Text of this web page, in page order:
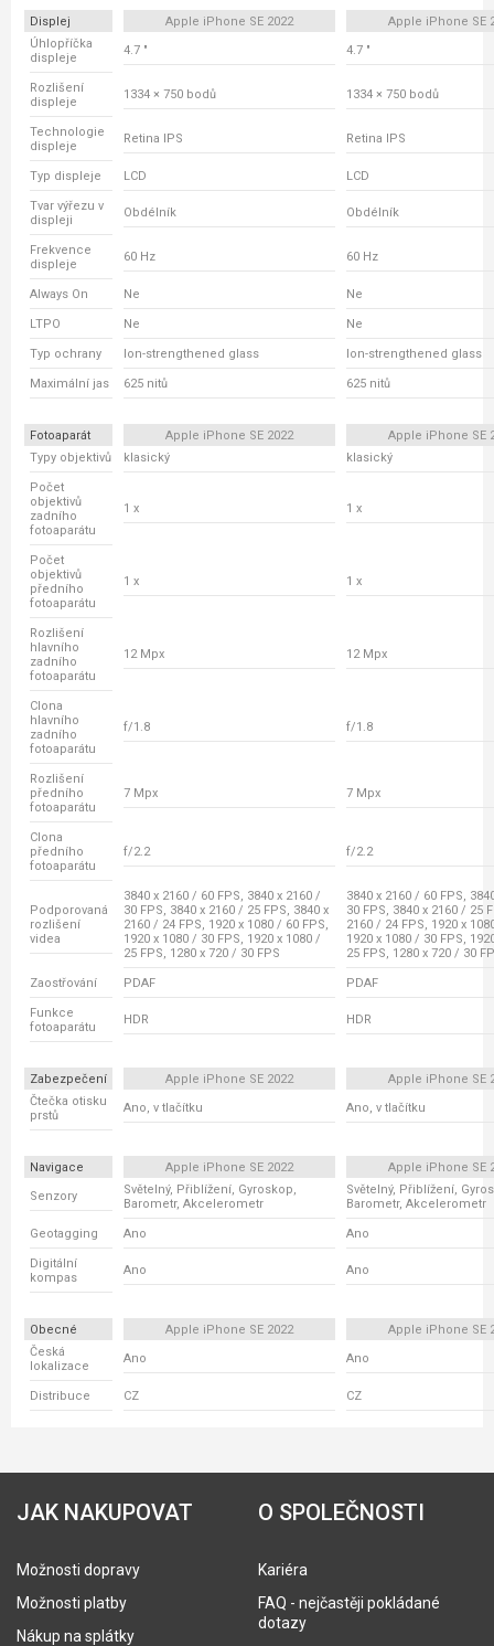
Displej Apple iPhone SE 2022
Apple iPhone SE
Úhlopříčka
displeje
4.7 " 4.7 "
Rozlišení
displeje
1334 × 750 bodů 1334 × 750 bodů
Technologie
displeje
Retina IPS Retina IPS
Typ displeje LCD LCD
Tvar výřezu v
displeji
Obdélník Obdélník
Frekvence
displeje
60 Hz 60 Hz
Always On Ne Ne
LTPO Ne Ne
Typ ochrany Ion-strengthened glass Ion-strengthened glass
Maximální jas 625 nitů 625 nitů
Fotoaparát Apple iPhone SE 2022
Apple iPhone SE
Typy objektivů
klasický klasický
Počet
objektivů
zadního
fotoaparátu
1 x 1 x
Počet
objektivů
předního
fotoaparátu
1 x 1 x
Rozlišení
hlavního
zadního
fotoaparátu
12 Mpx 12 Mpx
Clona
hlavního
zadního
fotoaparátu
f/1.8 f/1.8
Rozlišení
předního
fotoaparátu
7 Mpx 7 Mpx
Clona
předního
fotoaparátu
f/2.2 f/2.2
Podporovaná
rozlišení
videa
3840 x 2160 / 60 FPS, 3840 x 2160 /
30 FPS, 3840 x 2160 / 25 FPS, 3840 x
2160 / 24 FPS, 1920 x 1080 / 60 FPS,
1920 x 1080 / 30 FPS, 1920 x 1080 /
25 FPS, 1280 x 720 / 30 FPS
3840 x 2160 / 60 FPS,
30 FPS, 3840 x 2160 / 25
2160 / 24 FPS, 1920 x
1920 x 1080 / 30 FPS,
25 FPS, 1280 x 720 / 30
Zaostřování PDAF PDAF
Funkce
fotoaparátu
HDR HDR
Zabezpečení Apple iPhone SE 2022
Apple iPhone SE
Čtečka otisku
prstů
Ano, v tlačítku Ano, v tlačítku
Navigace Apple iPhone SE 2022
Apple iPhone SE
Senzory
Světelný, Přiblížení, Gyroskop,
Barometr, Akcelerometr
Světelný, Přiblížení,
Barometr, Akcelerometr
Geotagging Ano Ano
Digitální
kompas
Ano Ano
Obecné Apple iPhone SE 2022
Apple iPhone SE
Česká
lokalizace
Ano Ano
Distribuce CZ CZ
JAK NAKUPOVAT
Možnosti dopravy
Možnosti platby
Nákup na splátky
O SPOLEČNOSTI
Kariéra
FAQ - nejčastěji pokládané
dotazy